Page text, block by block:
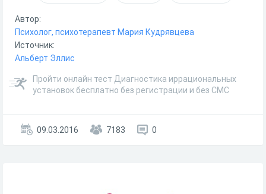
Автор:
Психолог, психотерапевт Мария Кудрявцева
Источник:
Альберт Эллис
Пройти онлайн тест Диагностика иррациональных
установок бесплатно без регистрации и без СМС
09.03.2016 7183 0